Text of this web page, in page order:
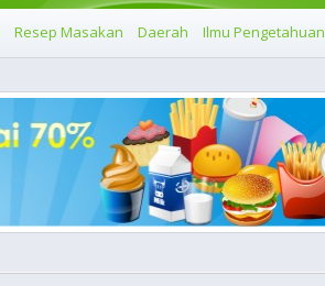
Resep Masakan Daerah Ilmu Pengetahuan